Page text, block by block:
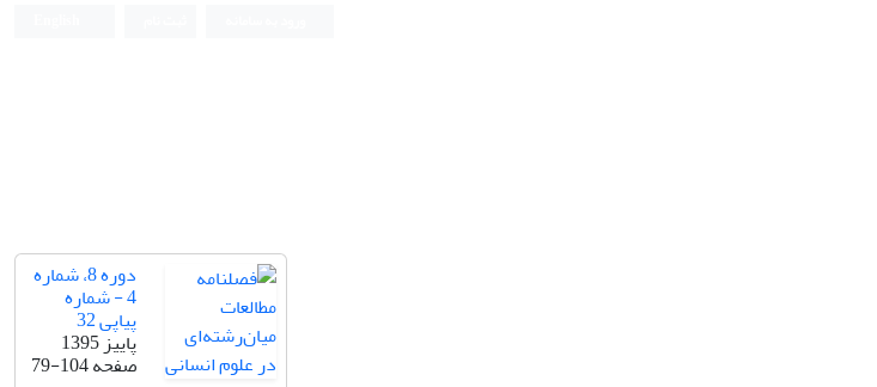
دوره 8، شماره
4 - شماره
پیاپی 32
پاییز 1395
صفحه79-104